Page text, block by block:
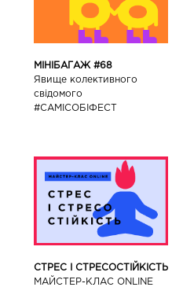
МІНІБАГАЖ #68
Явище колективного
свідомого
#САМІСОБІФЕСТ
СТРЕС І СТРЕСОСТІЙКІСТЬ
МАЙСТЕР-КЛАС ONLINE